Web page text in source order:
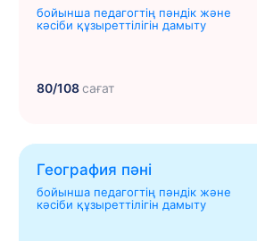
бойынша педагогтің пәндік және
кәсіби құзыреттілігін дамыту
80/108сағат
География пәні
бойынша педагогтің пәндік және
кәсіби құзыреттілігін дамыту